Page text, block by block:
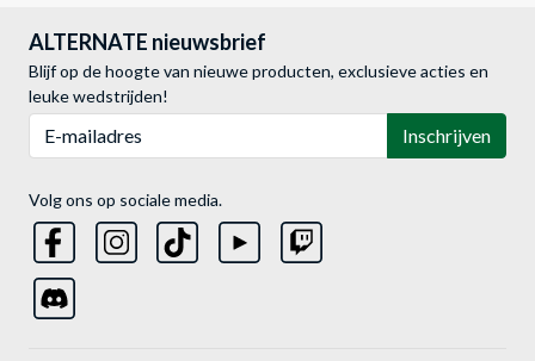
ALTERNATE nieuwsbrief
Blijf op de hoogte van nieuwe producten, exclusieve acties en
leuke wedstrijden!
Inschrijven
Volg ons op sociale media.